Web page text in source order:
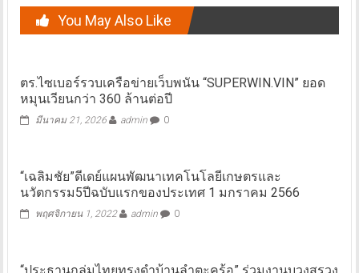
You May Also Like
ตร.ไซเบอร์รวบเครือข่ายเว็บพนัน “SUPERWIN.VIN” ยอด
หมุนเวียนกว่า 360 ล้านต่อปี
มีนาคม 21, 2026 admin 0
“เฉลิมชัย”ดีเดย์แผนพัฒนาเทคโนโลยีเกษตรและ
นวัตกรรม5ปีฉบับแรกของประเทศ 1 มกราคม 2566
พฤศจิกายน 1, 2022 admin 0